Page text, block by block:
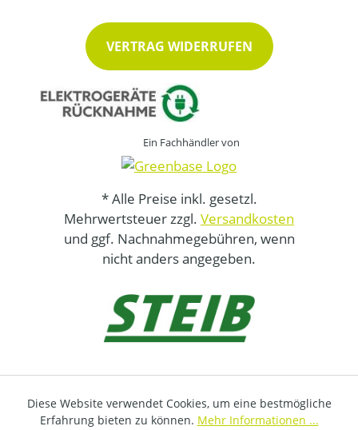
VERTRAG WIDERRUFEN
Ein Fachhändler von
* Alle Preise inkl. gesetzl.
Mehrwertsteuer zzgl. Versandkosten
und ggf. Nachnahmegebühren, wenn
nicht anders angegeben.
Diese Website verwendet Cookies, um eine bestmögliche
Erfahrung bieten zu können. Mehr Informationen ...